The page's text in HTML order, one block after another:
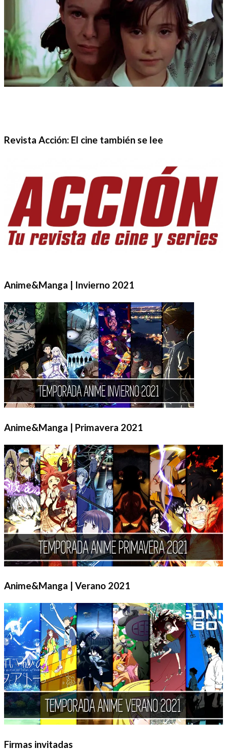
Revista Acción: El cine también se lee
Anime&Manga | Invierno 2021
Anime&Manga | Primavera 2021
Anime&Manga | Verano 2021
Firmas invitadas